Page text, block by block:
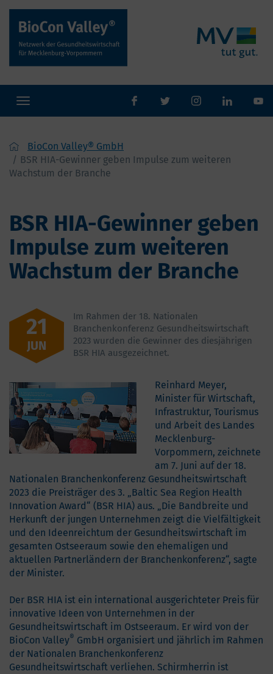
Toggle
navigation
facebooktwitterInstaram
BioCon Valley® GmbH
BSR HIA-Gewinner geben Impulse zum weiteren
Wachstum der Branche
BSR HIA-Gewinner geben
Impulse zum weiteren
Wachstum der Branche
21
JUN
Im Rahmen der 18. Nationalen
Branchenkonferenz Gesundheitswirtschaft
2023 wurden die Gewinner des diesjährigen
BSR HIA ausgezeichnet.
Reinhard Meyer,
Minister für Wirtschaft,
Infrastruktur, Tourismus
und Arbeit des Landes
Mecklenburg-
Vorpommern, zeichnete
am 7. Juni auf der 18.
Nationalen Branchenkonferenz Gesundheitswirtschaft
2023 die Preisträger des 3. „Baltic Sea Region Health
Innovation Award“ (BSR HIA) aus. „Die Bandbreite und
Herkunft der jungen Unternehmen zeigt die Vielfältigkeit
und den Ideenreichtum der Gesundheitswirtschaft im
gesamten Ostseeraum sowie den ehemaligen und
aktuellen Partnerländern der Branchenkonferenz“, sagte
der Minister.
Der BSR HIA ist ein international ausgerichteter Preis für
innovative Ideen von Unternehmen in der
Gesundheitswirtschaft im Ostseeraum. Er wird von der
BioCon Valley® GmbH organisiert und jährlich im Rahmen
der Nationalen Branchenkonferenz
Gesundheitswirtschaft verliehen. Schirmherrin ist